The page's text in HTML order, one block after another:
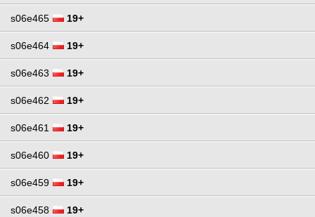
s06e465 19+
s06e464 19+
s06e463 19+
s06e462 19+
s06e461 19+
s06e460 19+
s06e459 19+
s06e458 19+